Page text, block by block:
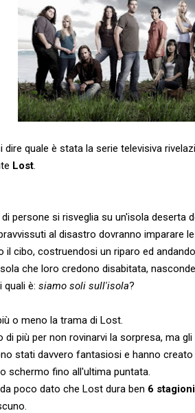
dire quale è stata la serie televisiva
Lost.
di persone si risveglia su un'isola deserta
al disastro dovranno imparare
il cibo, costruendosi un riparo ed
che loro credono disabitata,
quali è: siamo soli sull'isola?
o meno la trama di Lost.
di più per non rovinarvi la sorpresa, ma
stati davvero fantasiosi e hanno
schermo fino all'ultima puntata.
poco dato che Lost dura ben 6 stagioni